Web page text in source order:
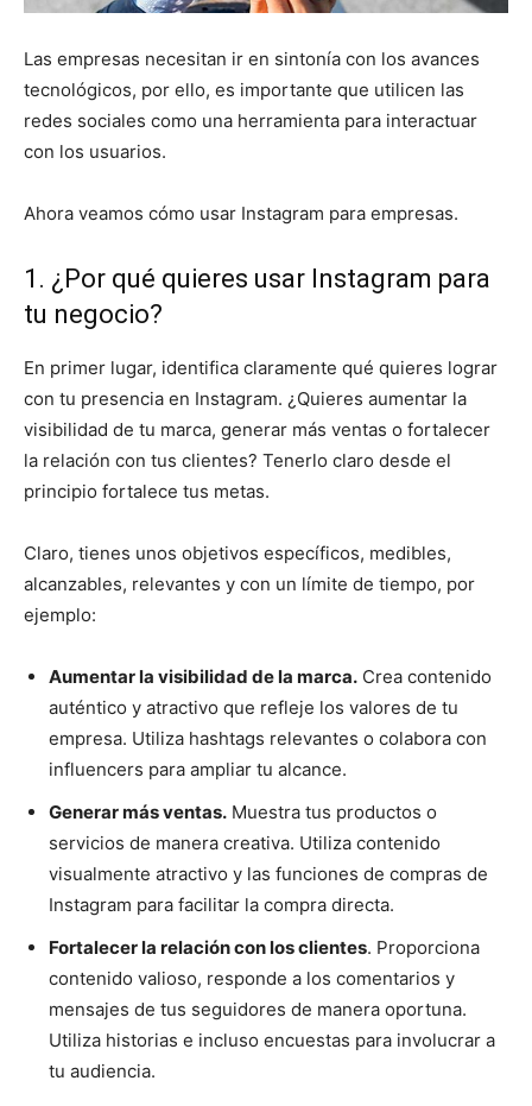
Las empresas necesitan ir en sintonía con los avances
tecnológicos, por ello, es importante que utilicen las
redes sociales como una herramienta para interactuar
con los usuarios.
Ahora veamos cómo usar Instagram para empresas.
1. ¿Por qué quieres usar Instagram para
tu negocio?
En primer lugar, identifica claramente qué quieres lograr
con tu presencia en Instagram. ¿Quieres aumentar la
visibilidad de tu marca, generar más ventas o fortalecer
la relación con tus clientes? Tenerlo claro desde el
principio fortalece tus metas.
Claro, tienes unos objetivos específicos, medibles,
alcanzables, relevantes y con un límite de tiempo, por
ejemplo:
Aumentar la visibilidad de la marca. Crea contenido
auténtico y atractivo que refleje los valores de tu
empresa. Utiliza hashtags relevantes o colabora con
influencers para ampliar tu alcance.
Generar más ventas. Muestra tus productos o
servicios de manera creativa. Utiliza contenido
visualmente atractivo y las funciones de compras de
Instagram para facilitar la compra directa.
Fortalecer la relación con los clientes. Proporciona
contenido valioso, responde a los comentarios y
mensajes de tus seguidores de manera oportuna.
Utiliza historias e incluso encuestas para involucrar a
tu audiencia.